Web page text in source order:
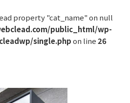
property "cat_name" on null
public_html/wp-
single.phpon line26